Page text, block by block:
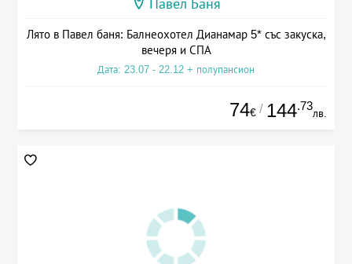
Павел Баня
Лято в Павел баня: Балнеохотел Дианамар 5* със закуска,
вечеря и СПА
Дата: 23.07 - 22.12 + полупансион
74€ / 144.73
лв.